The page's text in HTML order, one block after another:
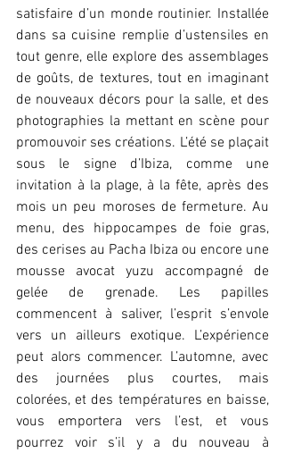
satisfaire d’un monde routinier. Installée
dans sa cuisine remplie d’ustensiles en
tout genre, elle explore des assemblages
de goûts, de textures, tout en imaginant
de nouveaux décors pour la salle, et des
photographies la mettant en scène pour
promouvoir ses créations. L’été se plaçait
sous le signe d’Ibiza, comme une
invitation à la plage, à la fête, après des
mois un peu moroses de fermeture. Au
menu, des hippocampes de foie gras,
des cerises au Pacha Ibiza ou encore une
mousse avocat yuzu accompagné de
gelée de grenade. Les papilles
commencent à saliver, l’esprit s’envole
vers un ailleurs exotique. L’expérience
peut alors commencer. L’automne, avec
des journées plus courtes, mais
colorées, et des températures en baisse,
vous emportera vers l’est, et vous
pourrez voir s’il y a du nouveau à